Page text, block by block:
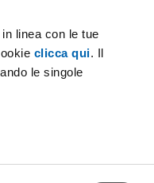
linea con le tue
clicca qui. Il
le singole